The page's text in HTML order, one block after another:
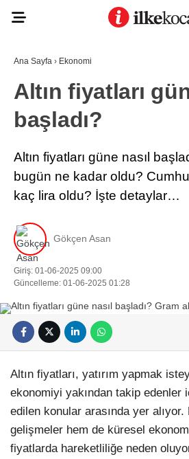
Ana Sayfa › Ekonomi
Altın fiyatları
başladı?
Altın fiyatları güne nasıl
bugün ne kadar oldu?
kaç lira oldu? İşte detaylar…
Gökçen Asan
Giriş: 01-06-2025 09:00
Güncelleme: 01-06-2025 01:28
Altın fiyatları, yatırım yapmak
ekonomiyi yakından takip edenler
edilen konular arasında yer
gelişmeler hem de küresel
fiyatlarda hareketliliğe neden